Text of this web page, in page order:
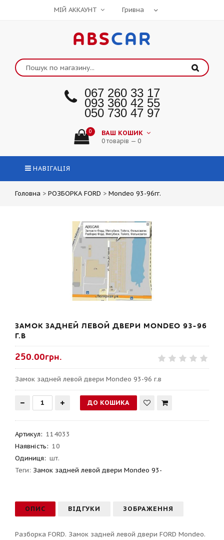
МІЙ АККАУНТ
ABSCAR
067 260 33 17
093 360 42 55
050 730 47 97
0 ВАШ КОШИК
0 товарів — 0
НАВІГАЦІЯ
Головна > РОЗБОРКА FORD > Mondeo 93-96гг.
ЗАМОК ЗАДНЕЙ ЛЕВОЙ ДВЕРИ MONDEO 93-96
Г.В
250.00грн.
Замок задней левой двери Mondeo 93-96 г.в
Артикул: 114033
Наявність: 10
Одиниця: шт.
Теги: Замок задней левой двери Mondeo 93-
ОПИС ВІДГУКИ ЗОБРАЖЕННЯ
Разборка FORD. Замок задней левой двери FORD Mondeo.